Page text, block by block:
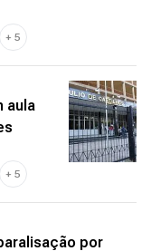
+ 5
aula
+ 5
por